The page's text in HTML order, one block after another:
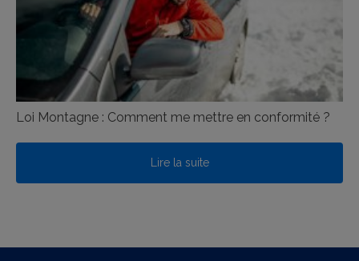
Loi Montagne : Comment me mettre en conformité ?
Lire la suite